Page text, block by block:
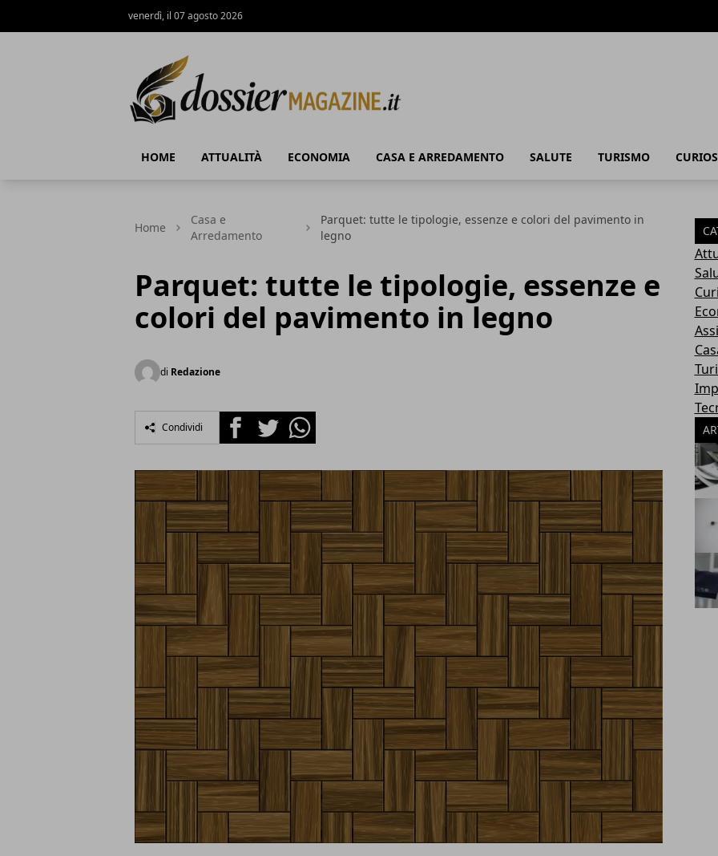
venerdì, il 07 agosto 2026
HOME ATTUALITÀ ECONOMIA CASA E ARREDAMENTO SALUTE TURISMO
Home
Casa e
Arredamento
Parquet: tutte le tipologie, essenze e colori del pavimento in
legno
Parquet: tutte le tipologie, essenze e
colori del pavimento in legno
di Redazione
Condividi FacebookTwitterWhatsapp